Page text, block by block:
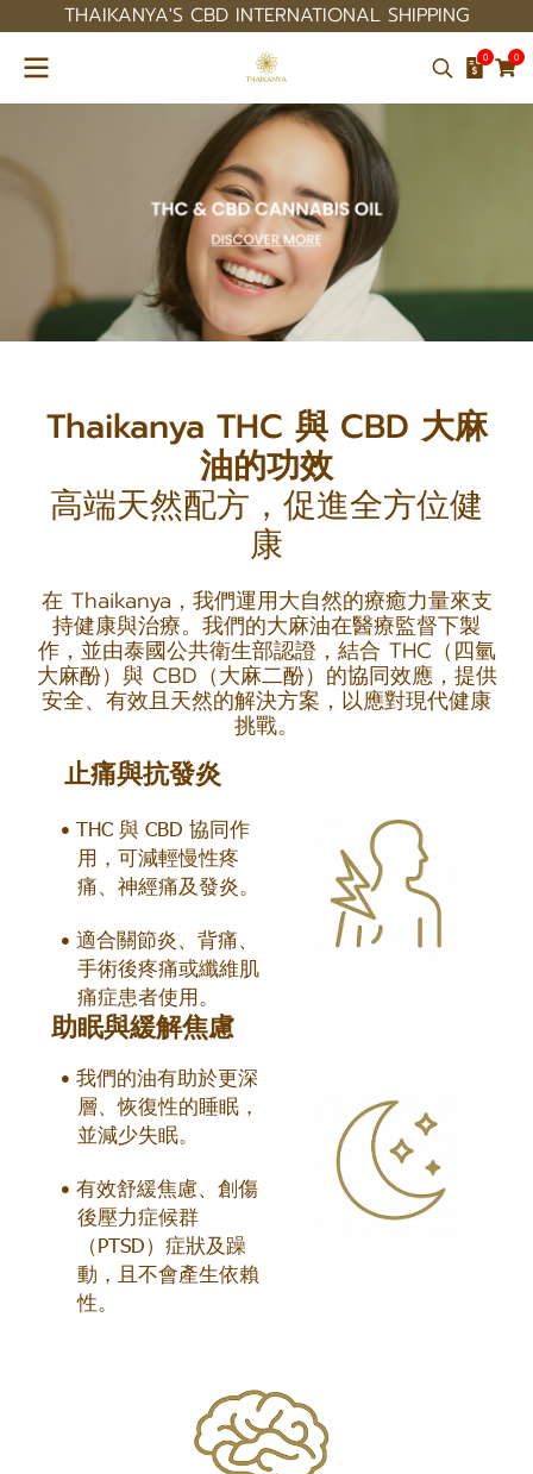
THAIKANYA'S CBD INTERNATIONAL SHIPPING
0 0
Thaikanya THC 與 CBD 大麻
油的功效
高端天然配方，促進全方位健
康
在 Thaikanya，我們運用大自然的療癒力量來支
持健康與治療。我們的大麻油在醫療監督下製
作，並由泰國公共衛生部認證，結合 THC（四氫
大麻酚）與 CBD（大麻二酚）的協同效應，提供
安全、有效且天然的解決方案，以應對現代健康
挑戰。
止痛與抗發炎
THC 與 CBD 協同作
用，可減輕慢性疼
痛、神經痛及發炎。
適合關節炎、背痛、
手術後疼痛或纖維肌
痛症患者使用。
助眠與緩解焦慮
我們的油有助於更深
層、恢復性的睡眠，
並減少失眠。
有效舒緩焦慮、創傷
後壓力症候群
（PTSD）症狀及躁
動，且不會產生依賴
性。